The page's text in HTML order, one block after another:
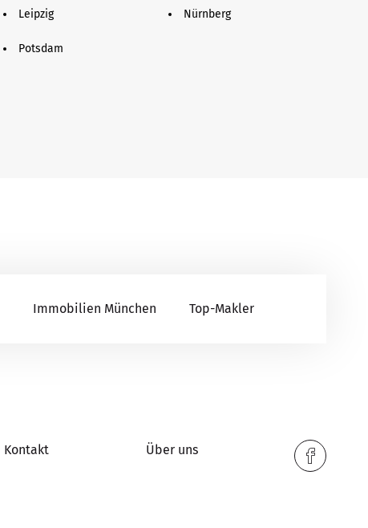
Leipzig Nürnberg
Potsdam
Immobilien München Top-Makler
Kontakt Über uns